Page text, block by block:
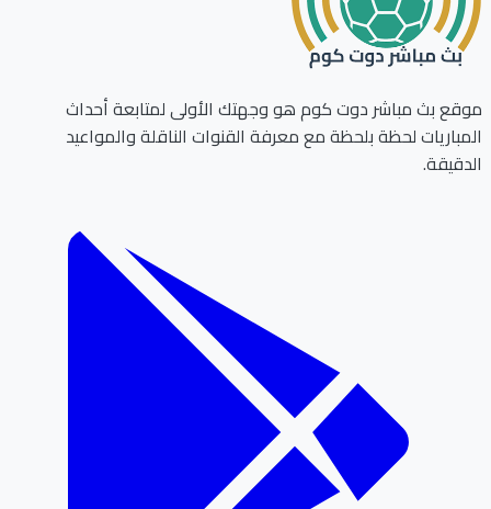
بث مباشر دوت كوم هو وجهتك الأولى لمتابعة أحداث
لحظة بلحظة مع معرفة القنوات الناقلة والمواعيد